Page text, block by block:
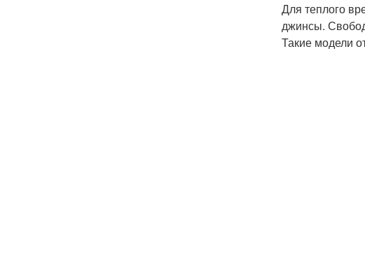
Для теплого
джинсы.
Такие модели